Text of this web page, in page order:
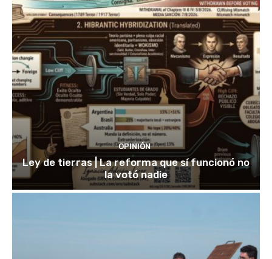
OPINIÓN
Ley de tierras | La reforma que sí funcionó no
la votó nadie